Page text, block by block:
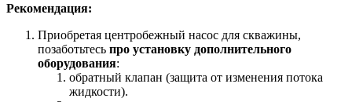
Рекомендация:
Приобретая центробежный насос для скважины,
позаботьтесь про установку дополнительного
оборудования:
обратный клапан (защита от изменения потока
жидкости).